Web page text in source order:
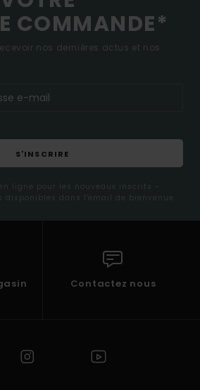
COMMANDE*
nos dernières actus et nos
S'INSCRIRE
ligne pour les nouveaux inscrits -
disponibles dans l'email de bienvenue
Contactez nous